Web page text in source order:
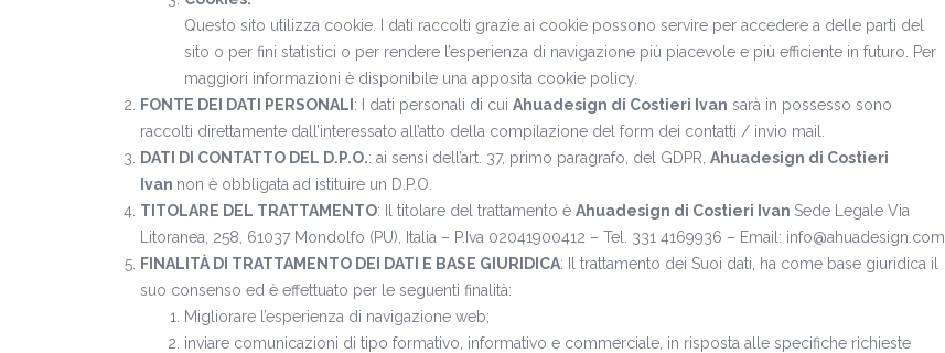
Questo sito utilizza cookie. I dati raccolti grazie ai cookie possono servire per accedere a delle parti del
sito o per fini statistici o per rendere l’esperienza di navigazione più piacevole e più efficiente in futuro. Per
maggiori informazioni è disponibile una apposita cookie policy
FONTE DEI DATI PERSONALI : I dati personali di cui Ahuadesign di Costieri Ivan sarà in possesso sono
raccolti direttamente dall’interessato all’atto della compilazione del form dei contatti / invio mail.
DATI DI CONTATTO DEL D.P.O.: ai sensi dell’art. 37, primo paragrafo, del GDPR, Ahuadesign di Costieri
Ivan non è obbligata ad istituire un D.P.O.
TITOLARE DEL TRATTAMENTO: Il titolare del trattamento è Ahuadesign di Costieri Ivan Sede Legale Via
Litoranea, 258, 61037 Mondolfo (PU), Italia – P.Iva 02041900412 – Tel. 331 4169936 – Email: info@ahuadesign.com
FINALITÀ DI TRATTAMENTO DEI DATI E BASE GIURIDICA: Il trattamento dei Suoi dati, ha come base giuridica il
suo consenso ed è effettuato per le seguenti finalità:
Migliorare l’esperienza di navigazione web;
inviare comunicazioni di tipo formativo, informativo e commerciale, in risposta alle specifiche richieste